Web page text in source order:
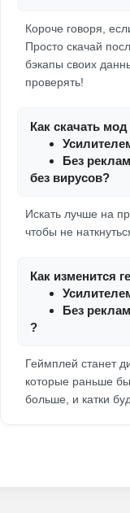
Короче говоря,
Просто скачай
бэкапы своих
проверять!
Как скачать мод
Без
без вирусов?
Искать лучше на
чтобы не
Как изменится
Без
?
Геймплей станет
которые раньше
больше, и катки